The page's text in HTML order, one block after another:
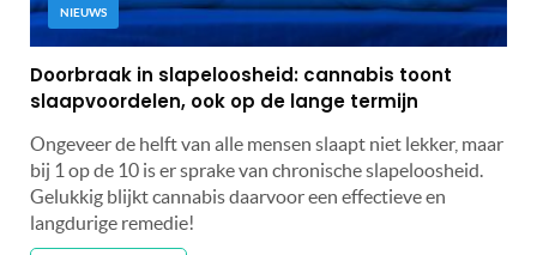
NIEUWS
Doorbraak in slapeloosheid: cannabis toont
slaapvoordelen, ook op de lange termijn
Ongeveer de helft van alle mensen slaapt niet lekker, maar
bij 1 op de 10 is er sprake van chronische slapeloosheid.
Gelukkig blijkt cannabis daarvoor een effectieve en
langdurige remedie!